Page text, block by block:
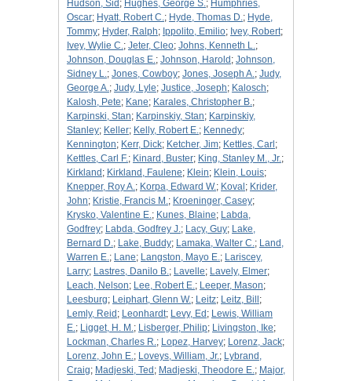
Hudson, Sid ; Hughes, George S.; Humphries,
Oscar; Hyatt, Robert C.; Hyde, Thomas D.; Hyde,
Tommy; Hyder, Ralph; Ippolito, Emilio; Ivey, Robert;
Ivey, Wylie C.; Jeter, Cleo; Johns, Kenneth L.;
Johnson, Douglas E.; Johnson, Harold ; Johnson,
Sidney L.; Jones, Cowboy; Jones, Joseph A.; Judy,
George A.; Judy, Lyle; Justice, Joseph; Kalosch;
Kalosh, Pete; Kane; Karales, Christopher B.;
Karpinski, Stan; Karpinskiy, Stan; Karpinskiy,
Stanley; Keller; Kelly, Robert E.; Kennedy;
Kennington; Kerr, Dick; Ketcher, Jim; Kettles, Carl ;
Kettles, Carl F.; Kinard, Buster; King, Stanley M., Jr.;
Kirkland ; Kirkland, Faulene; Klein; Klein, Louis;
Knepper, Roy A.; Korpa, Edward W.; Koval ; Krider,
John; Kristie, Francis M.; Kroeninger, Casey;
Krysko, Valentine E.; Kunes, Blaine; Labda,
Godfrey; Labda, Godfrey J.; Lacy, Guy; Lake,
Bernard D.; Lake, Buddy; Lamaka, Walter C.; Land,
Warren E.; Lane; Langston, Mayo E.; Lariscey,
Larry; Lastres, Danilo B.; Lavelle; Lavely, Elmer;
Leach, Nelson; Lee, Robert E.; Leeper, Mason;
Leesburg; Leiphart, Glenn W.; Leitz; Leitz, Bill ;
Lemly, Reid ; Leonhardt; Levy, Ed ; Lewis, William
E.; Ligget, H. M.; Lisberger, Philip; Livingston, Ike;
Lockman, Charles R.; Lopez, Harvey; Lorenz, Jack;
Lorenz, John E.; Loveys, William, Jr.; Lybrand,
Craig; Madjeski, Ted ; Madjeski, Theodore E.; Major,